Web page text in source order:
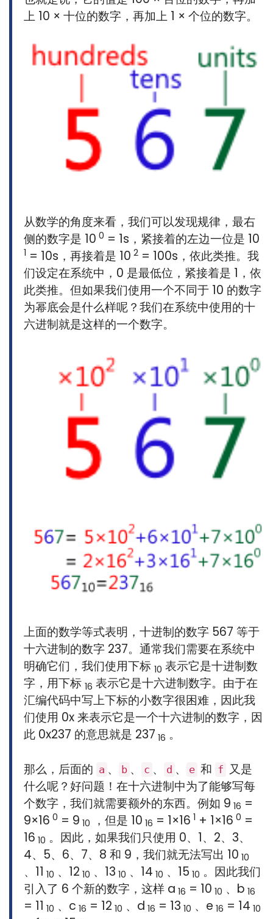
上 10 × 十位的数字，再加上 1 × 个位的数字。
从数学的角度来看，我们可以发现规律，最右
侧的数字是 10 0 = 1s，紧接着的左边一位是 10
1 = 10s，再接着是 10 2 = 100s，依此类推。我
们设定在系统中，0 是最低位，紧接着是 1，依
此类推。但如果我们使用一个不同于 10 的数字
为幂底会是什么样呢？我们在系统中使用的十
六进制就是这样的一个数字。
上面的数学等式表明，十进制的数字 567 等于
十六进制的数字 237。通常我们需要在系统中
明确它们，我们使用下标10 表示它是十进制数
字，用下标16 表示它是十六进制数字。由于在
汇编代码中写上下标的小数字很困难，因此我
们使用 0x 来表示它是一个十六进制的数字，因
此 0x237 的意思就是 237 16 。
那么，后面的 a 、 b 、 c 、 d 、 e 和 f 又是
什么呢？好问题！在十六进制中为了能够写每
个数字，我们就需要额外的东西。例如 9 16 =
9×16 0 = 9 10 ，但是 10 16 = 1×16 1 + 1×16 0 =
16 10 。因此，如果我们只使用 0、1、2、3、
4、5、6、7、8 和 9，我们就无法写出 10 10
、11 10 、12 10 、13 10 、14 10 、15 10 。因此我们
引入了 6 个新的数字，这样 a 16 = 10 10 、b 16
= 11 10 、c 16 = 12 10 、d 16 = 13 10 、e 16 = 14 10